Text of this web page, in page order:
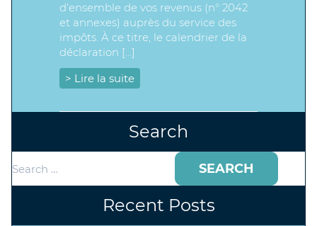
d’ensemble de vos revenus (n° 2042
et annexes) auprès du service des
impôts. À ce titre, le calendrier de la
déclaration […]
> Lire la suite
Search
for:
Recent Posts